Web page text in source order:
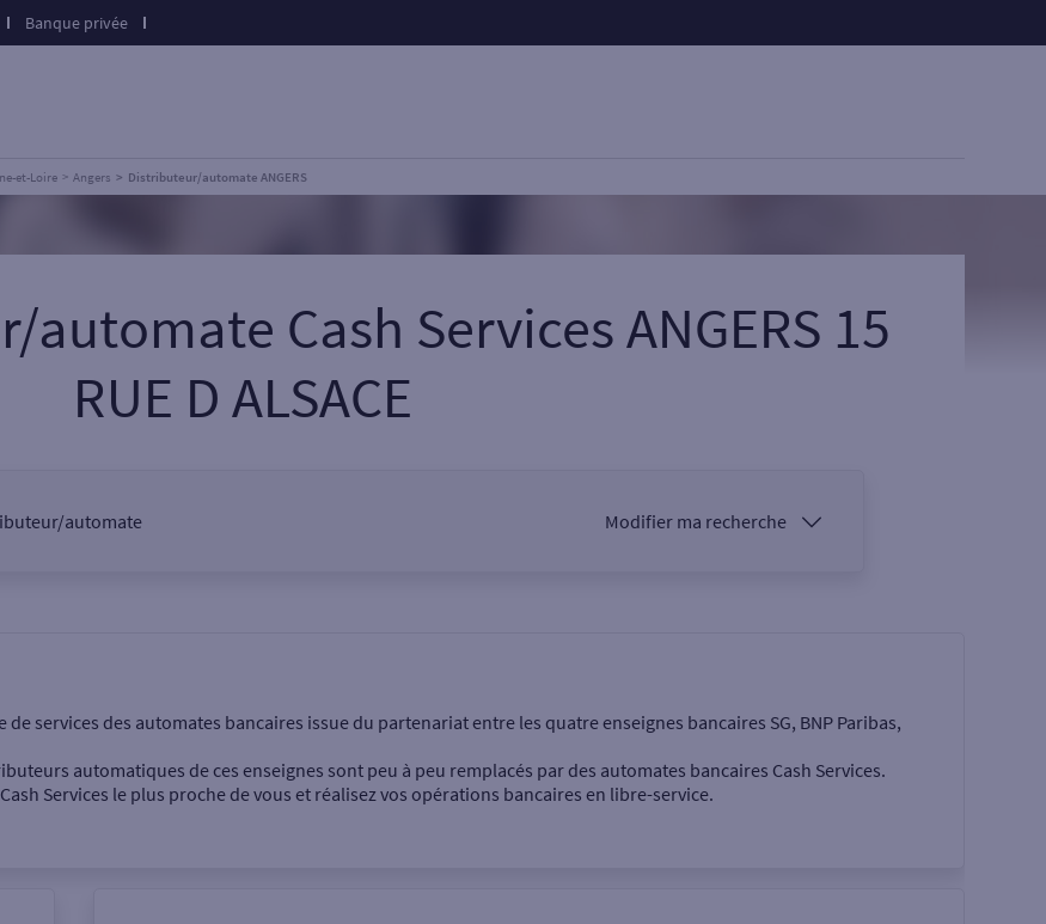
Banque privée
et-Loire Angers Distributeur/automate ANGERS
Cash Services ANGERS 15
RUE D ALSACE
automate Modifier ma recherche
de services des automates bancaires issue du partenariat entre les quatre enseignes bancaires SG, BNP Paribas,
automatiques de ces enseignes sont peu à peu remplacés par des automates bancaires Cash Services.
Services le plus proche de vous et réalisez vos opérations bancaires en libre-service.